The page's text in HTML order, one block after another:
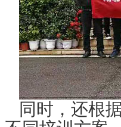
同时，还根